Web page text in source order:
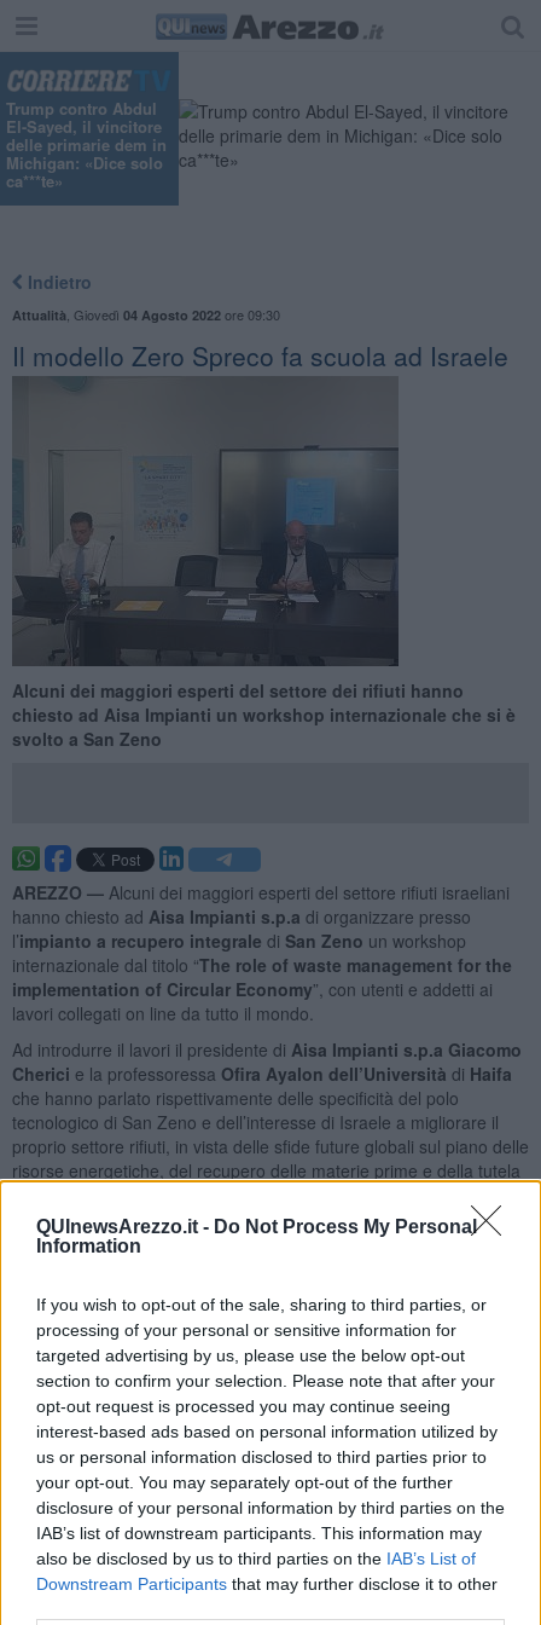
QUInewsArezzo.it - Do Not Process My Personal
Information
If you wish to opt-out of the sale, sharing to third parties, or
processing of your personal or sensitive information for
targeted advertising by us, please use the below opt-out
section to confirm your selection. Please note that after your
opt-out request is processed you may continue seeing
interest-based ads based on personal information utilized by
us or personal information disclosed to third parties prior to
your opt-out. You may separately opt-out of the further
disclosure of your personal information by third parties on the
IAB’s list of downstream participants. This information may
also be disclosed by us to third parties on the IAB’s List of
Downstream Participants that may further disclose it to other
Trump contro Abdul
El-Sayed, il vincitore
delle primarie dem in
Michigan: «Dice solo
ca***te»
Indietro
Attualità Giovedì 04 Agosto 2022ore 09:30
Il modello Zero Spreco fa scuola ad Israele
Alcuni dei maggiori esperti del settore dei rifiuti hanno
chiesto ad Aisa Impianti un workshop internazionale che si è
svolto a San Zeno
AREZZO — Alcuni dei maggiori esperti del settore rifiuti israeliani
hanno chiesto ad Aisa Impianti s.p.a di organizzare presso
l’impianto a recupero integrale di San Zeno un workshop
internazionale dal titolo “The role of waste management for the
implementation of Circular Economy”, con utenti e addetti ai
lavori collegati on line da tutto il mondo.
Ad introdurre il lavori il presidente di Aisa Impianti s.p.a Giacomo
Cherici e la professoressa Ofira Ayalon dell’Università di Haifa
che hanno parlato rispettivamente delle specificità del polo
tecnologico di San Zeno e dell’interesse di Israele a migliorare il
proprio settore rifiuti, in vista delle sfide future globali sul piano delle
risorse energetiche, del recupero delle materie prime e della tutela
dei rifiuti secondo il modello “Zero Spreco” del
professorFrancesco Di Maria Università di Perugia
e del
OranimdiTripleW Israel.
“Un ulteriore conferma della bontà del lavoro svolto, che ha
consistito nella trasformazione di un impianto che funzionava solo
come linea di termovalorizzazione in una centrale a recupero
integrale - ha detto il presidente di Aisa Impianti s.p.a Giacomo
Cherici.Una trasformazione profonda nella ‘terza via’ per la
gestione dei rifiuti che ci permette di alimentare a energia zero tutti
i prossimi impianti per produrre biometano dalla frazione organica,
per raffinare le plastiche, il vetro e tutto quello che serve alla
raccolta differenziata. Senza questa opportunità, i processi che